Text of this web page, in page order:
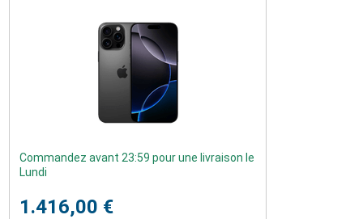
Commandez avant 23:59 pour une livraison le
Lundi
1.416,00 €